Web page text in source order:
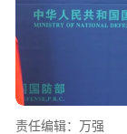
责任编辑：万强